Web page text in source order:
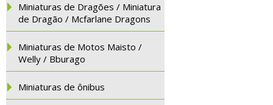
Miniaturas de Dragões / Miniatura
de Dragão / Mcfarlane Dragons
Miniaturas de Motos Maisto /
Welly / Bburago
Miniaturas de ônibus